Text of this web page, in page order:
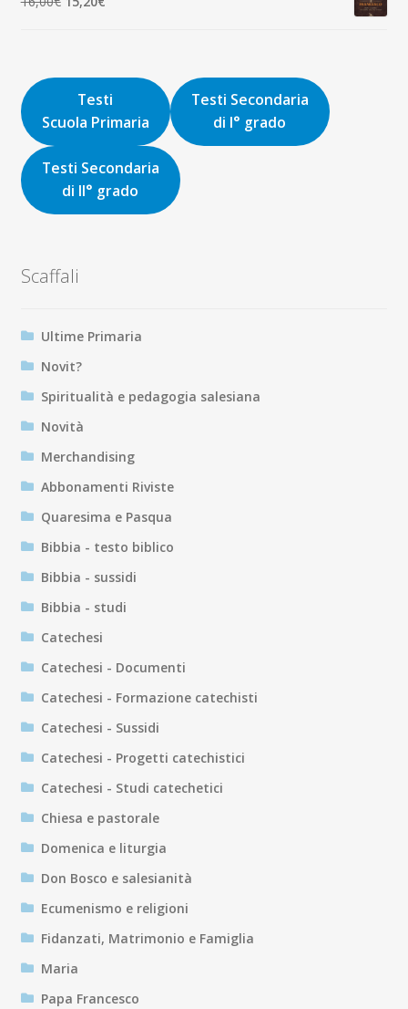
9,00€.8,55€.
16,00€.15,20€.
Testi
Scuola Primaria
Testi Secondaria
di I° grado
Testi Secondaria
di II° grado
Scaffali
Ultime Primaria
Novit?
Spiritualità e pedagogia salesiana
Novità
Merchandising
Abbonamenti Riviste
Quaresima e Pasqua
Bibbia - testo biblico
Bibbia - sussidi
Bibbia - studi
Catechesi
Catechesi - Documenti
Catechesi - Formazione catechisti
Catechesi - Sussidi
Catechesi - Progetti catechistici
Catechesi - Studi catechetici
Chiesa e pastorale
Domenica e liturgia
Don Bosco e salesianità
Ecumenismo e religioni
Fidanzati, Matrimonio e Famiglia
Maria
Papa Francesco